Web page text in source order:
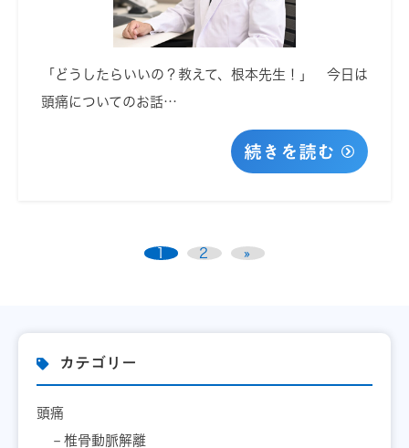
「どうしたらいいの？教えて、根本先生！」 今日は
頭痛についてのお話…
続きを読む
2 »
カテゴリー
頭痛
椎骨動脈解離